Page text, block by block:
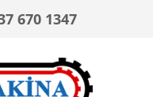
670 1347